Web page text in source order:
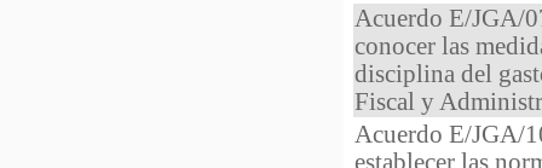
Acuerdo E/JGA/
conocer las
disciplina del
Fiscal y
Acuerdo E/JGA/
establecer las